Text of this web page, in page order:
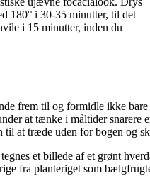
180° i 30-35 minutter, til det
i 15 minutter, inden du
frem til og formidle ikke
at tænke i måltider snarere
at træde uden for bogen og
et billede af et grønt
fra planteriget som